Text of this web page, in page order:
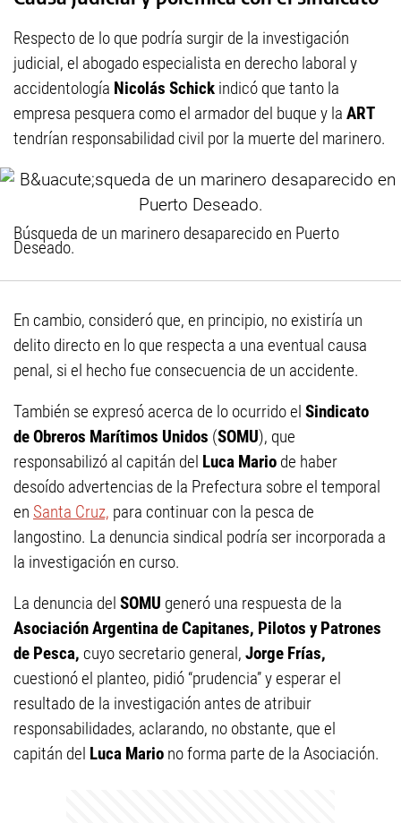
Respecto de lo que podría surgir de la investigación
judicial, el abogado especialista en derecho laboral y
accidentología Nicolás Schick indicó que tanto la
empresa pesquera como el armador del buque y la ART
tendrían responsabilidad civil por la muerte del marinero.
Búsqueda de un marinero desaparecido en Puerto
Deseado.
En cambio, consideró que, en principio, no existiría un
delito directo en lo que respecta a una eventual causa
penal, si el hecho fue consecuencia de un accidente.
También se expresó acerca de lo ocurrido el Sindicato
de Obreros Marítimos Unidos (SOMU), que
responsabilizó al capitán del Luca Mario de haber
desoído advertencias de la Prefectura sobre el temporal
en Santa Cruz, para continuar con la pesca de
langostino. La denuncia sindical podría ser incorporada a
la investigación en curso.
La denuncia del SOMU generó una respuesta de la
Asociación Argentina de Capitanes, Pilotos y Patrones
de Pesca, cuyo secretario general, Jorge Frías,
cuestionó el planteo, pidió “prudencia” y esperar el
resultado de la investigación antes de atribuir
responsabilidades, aclarando, no obstante, que el
capitán del Luca Mario no forma parte de la Asociación.